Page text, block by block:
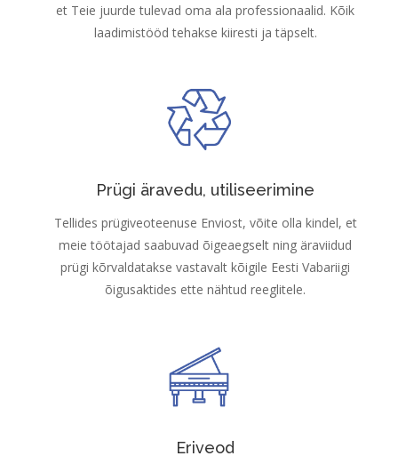
et Teie juurde tulevad oma ala professionaalid. Kõik
laadimistööd tehakse kiiresti ja täpselt.
Prügi äravedu, utiliseerimine
Tellides prügiveoteenuse Enviost, võite olla kindel, et
meie töötajad saabuvad õigeaegselt ning äraviidud
prügi kõrvaldatakse vastavalt kõigile Eesti Vabariigi
õigusaktides ette nähtud reeglitele.
Eriveod